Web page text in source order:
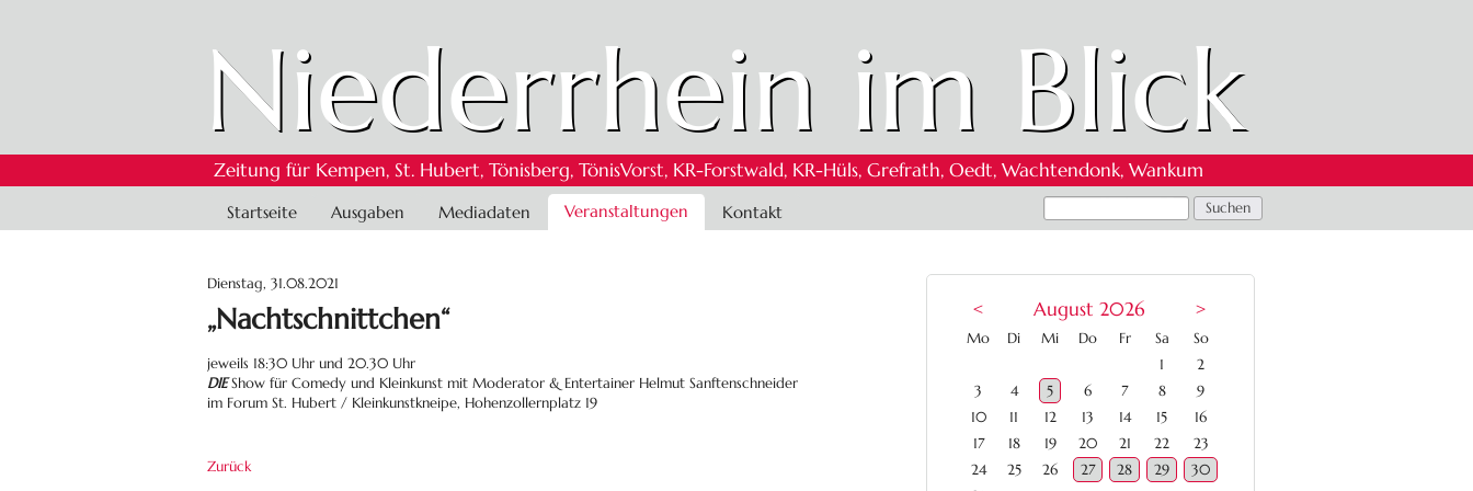
Niederrhein im Blick
Zeitung für Kempen, St. Hubert, Tönisberg, TönisVorst, KR-Forstwald, KR-Hüls, Grefrath, Oedt, Wachtendonk, Wankum
Navigation
überspringen
Startseite Ausgaben Mediadaten Veranstaltungen Kontakt
Dienstag, 31.08.2021
„Nachtschnittchen“
jeweils 18:30 Uhr und 20.30 Uhr
DIE Show für Comedy und Kleinkunst mit Moderator & Entertainer Helmut Sanftenschneider
im Forum St. Hubert / Kleinkunstkneipe, Hohenzollernplatz 19
Zurück
< August 2026 >
Montag
Dienstag
Mittwoch
Donnerstag
FreitagSamstag
Sonntag
1
2
3
4 5 6 7 8
9
10
11 12 13 14 15
16
17
18 19 20 21 22
23
24
25 26 27 28 29
30